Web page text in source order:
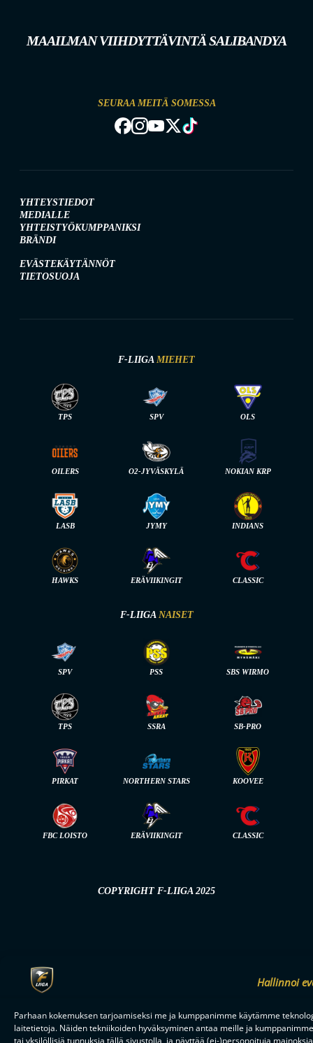
Hallinnoi
Parhaan kokemuksen tarjoamiseksi me ja kumppanimme käytämme
laitetietoja. Näiden tekniikoiden hyväksyminen antaa meille ja
tai yksilöllisiä tunnuksia tällä sivustolla, ja näyttää (ei-)personoituja
MAAILMAN VIIHDYTTÄVINTÄ SALIBANDYA
SEURAA MEITÄ SOMESSA
YHTEYSTIEDOT
MEDIALLE
YHTEISTYÖKUMPPANIKSI
BRÄNDI
EVÄSTEKÄYTÄNNÖT
TIETOSUOJA
F-LIIGA MIEHET
TPS SPV OLS
OILERS O2-JYVÄSKYLÄ NOKIAN KRP
LASB JYMY INDIANS
HAWKS ERÄVIIKINGIT CLASSIC
F-LIIGA NAISET
SPV PSS SBS WIRMO
TPS SSRA SB-PRO
PIRKAT NORTHERN STARS KOOVEE
FBC LOISTO ERÄVIIKINGIT CLASSIC
COPYRIGHT F-LIIGA 2025